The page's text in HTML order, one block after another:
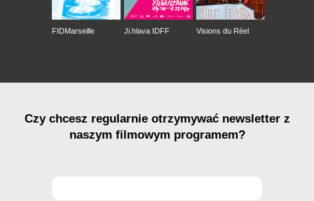
FIDMarseille Ji.hlava IDFF Visions du Réel
Czy chcesz regularnie otrzymywać newsletter z
naszym filmowym programem?